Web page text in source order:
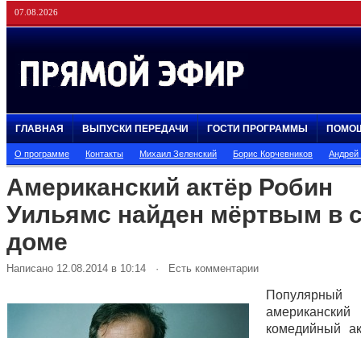
07.08.2026
ГЛАВНАЯ ВЫПУСКИ ПЕРЕДАЧИ ГОСТИ ПРОГРАММЫ
О программе Контакты Михаил Зеленский Борис Корчевников
Американский актёр Робин
Уильямс найден мёртвым в
доме
Написано 12.08.2014 в 10:14 · Есть комментарии
Популярный
американский
комедийный